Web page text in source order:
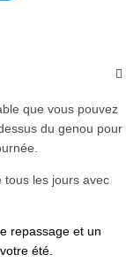
que vous pouvez
du genou pour
tous les jours avec
repassage et un
été.